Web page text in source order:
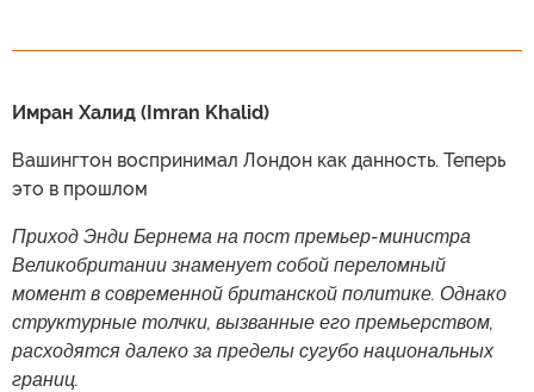
Имран Халид (Imran Khalid)
Вашингтон воспринимал Лондон как данность. Теперь
это в прошлом
Приход Энди Бернема на пост премьер-министра
Великобритании знаменует собой переломный
момент в современной британской политике. Однако
структурные толчки, вызванные его премьерством,
расходятся далеко за пределы сугубо национальных
границ.